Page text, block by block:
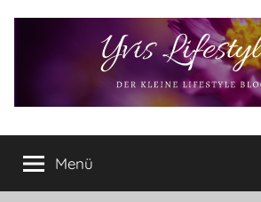
Yvis
Lifestyle
Lifestyle
Blog
Menü